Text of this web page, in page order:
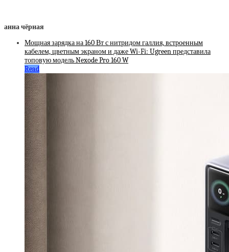
анна чёрная
Мощная зарядка на 160 Вт с нитридом галлия, встроенным
кабелем, цветным экраном и даже Wi-Fi: Ugreen представила
топовую модель Nexode Pro 160 W
Read